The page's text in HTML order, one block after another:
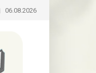
06.08.2026